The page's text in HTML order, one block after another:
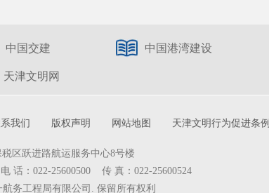
中国交建 中国港湾建设
天津文明网
我们 版权声明 网站地图 天津文明行为促进条例
区跃进路航运服务中心8号楼
话：022-25600500 传 真：022-25600524
务工程局有限公司. 保留所有权利